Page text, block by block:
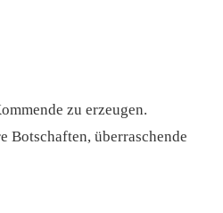
zu erzeugen.
Botschaften, überraschende